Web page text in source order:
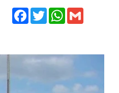
Facebook
TwitterWhatsApp
Gmail